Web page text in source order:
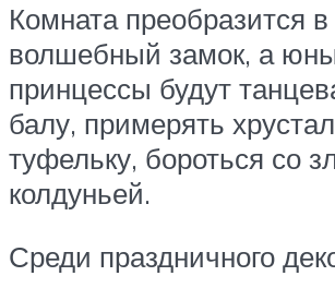
Комната преобразится в
волшебный замок, а
принцессы будут
балу, примерять
туфельку, бороться со
колдуньей.
Среди праздничного